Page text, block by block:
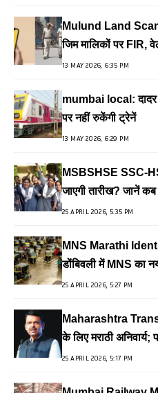
Mulund Land
जिम मालिकों पर FIR,
आरोप
13 MAY 2026, 6:35 PM
mumbai local: दादर
पर नहीं रुकेंगी ट्रेनें
13 MAY 2026, 6:29 PM
MSBSHSE SSC-
जाएगी तारीख? जानें कब
25 APRIL 2026, 5:35 PM
MNS Marathi
डोंबिवली में MNS का
25 APRIL 2026, 5:27 PM
Maharashtra
के लिए मराठी
25 APRIL 2026, 5:17 PM